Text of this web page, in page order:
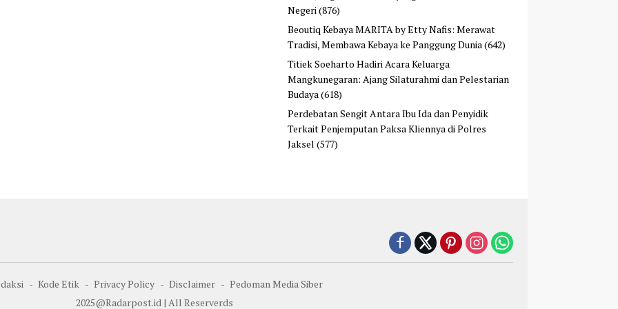
Negeri(876)
Beoutiq Kebaya MARITA by Etty Nafis: Merawat
Tradisi, Membawa Kebaya ke Panggung Dunia(642)
Titiek Soeharto Hadiri Acara Keluarga
Mangkunegaran: Ajang Silaturahmi dan Pelestarian
Budaya(618)
Perdebatan Sengit Antara Ibu Ida dan Penyidik
Terkait Penjemputan Paksa Kliennya di Polres
Jaksel (577)
Kode Etik Privacy Policy Disclaimer
Pedoman Media Siber
2025@Radarpost.id | All Reserverds